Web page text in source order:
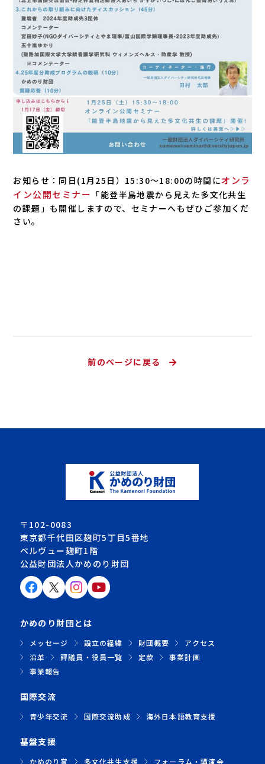
お知らせ：同日(1月25日）15:30～18:00の時間にオンラ
イン公開セミナー 「能登半島地震から見えた多文化共生
の課題」も開催しますので、セミナーへもぜひご参加くだ
さい。
前のページに戻る
〒102-0083
東京都千代田区麹町5丁目5番地
ベルヴュー麹町1階
公益財団法人かめのり財団
かめのり財団とは
メッセージ 設立の経緯 財団概要
アクセス
沿革
評議員・役員一覧 定款
事業計画
事業報告
国際交流
青少年交流 国際交流助成 海外日本語教育支援
基盤支援
かめのり賞 多文化共生支援 フォーラム・講演会